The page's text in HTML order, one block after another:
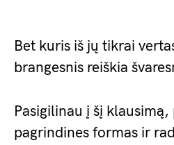
Bet kuris iš jų tikrai
brangesnis reiškia
Pasigilinau į šį
pagrindines formas ir